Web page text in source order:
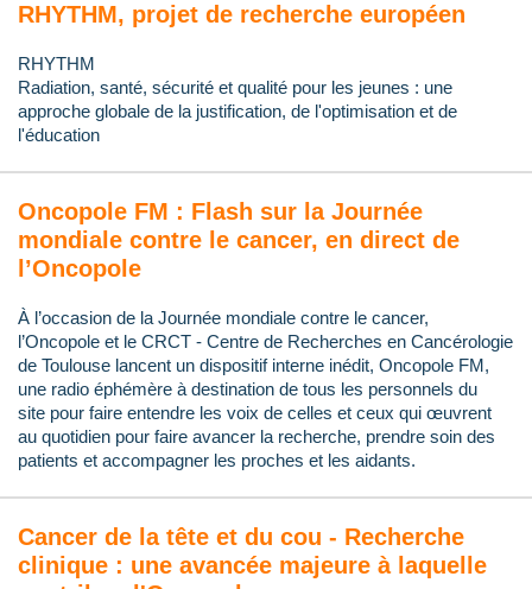
RHYTHM, projet de recherche européen
RHYTHM
Radiation, santé, sécurité et qualité pour les jeunes : une
approche globale de la justification, de l'optimisation et de
l'éducation
Oncopole FM : Flash sur la Journée
mondiale contre le cancer, en direct de
l’Oncopole
À l’occasion de la Journée mondiale contre le cancer,
l’Oncopole et le CRCT - Centre de Recherches en Cancérologie
de Toulouse lancent un dispositif interne inédit, Oncopole FM,
une radio éphémère à destination de tous les personnels du
site pour faire entendre les voix de celles et ceux qui œuvrent
au quotidien pour faire avancer la recherche, prendre soin des
patients et accompagner les proches et les aidants.
Cancer de la tête et du cou - Recherche
clinique : une avancée majeure à laquelle